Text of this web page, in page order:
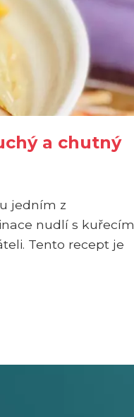
a chutný
jedním z
nudlí s kuřecím
Tento recept je